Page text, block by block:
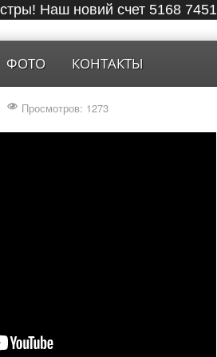
Наш новий счет 5168
ФОТО КОНТАКТЫ
Просмотров: 1273